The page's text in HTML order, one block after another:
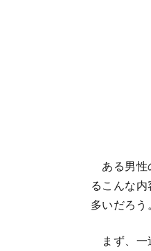
ある男性
るこんな
多いだろう。
まず、一